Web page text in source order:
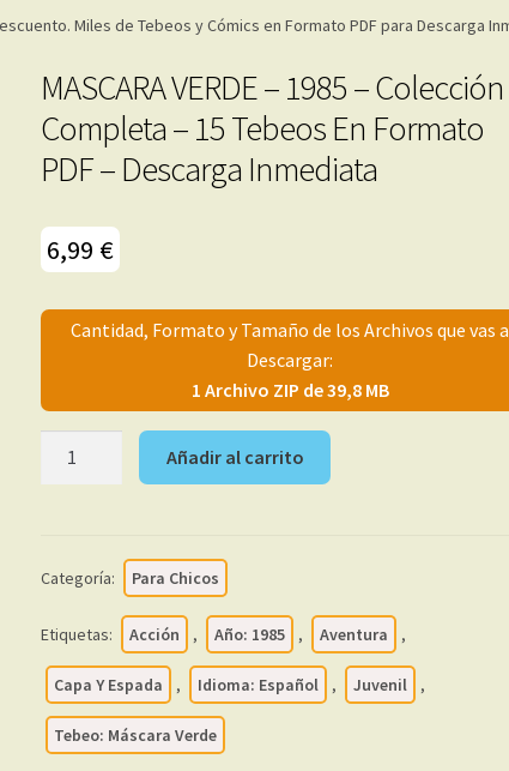
MASCARA VERDE – 1985 – Colección
Completa – 15 Tebeos En Formato
PDF – Descarga Inmediata
6,99 €
Cantidad, Formato y Tamaño de los Archivos que vas a
Descargar:
1 Archivo ZIP de 39,8 MB
Colección
Completa
15
Tebeos
En
Añadir al carrito
Categoría: Para Chicos
Etiquetas: Acción , Año: 1985 , Aventura ,
Capa Y Espada , Idioma: Español , Juvenil ,
Tebeo: Máscara Verde